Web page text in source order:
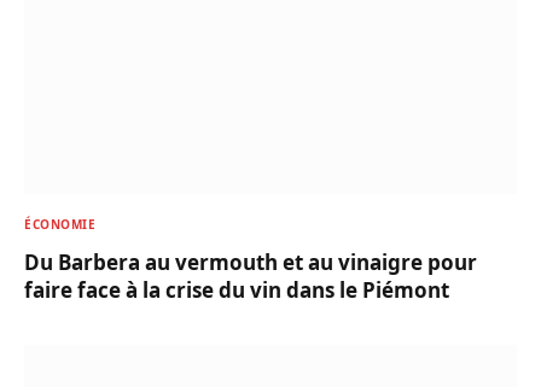
ÉCONOMIE
Du Barbera au vermouth et au vinaigre pour
faire face à la crise du vin dans le Piémont